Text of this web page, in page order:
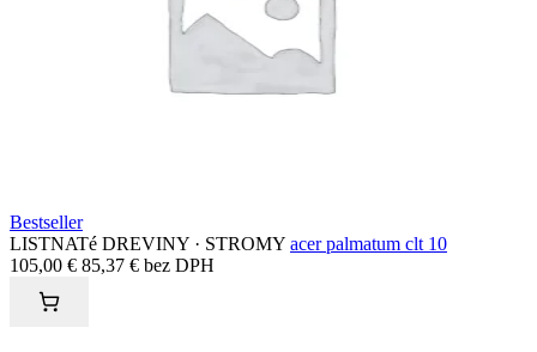
Bestseller
LISTNATé DREVINY · STROMY acer palmatum clt 10
105,00 € 85,37 € bez DPH